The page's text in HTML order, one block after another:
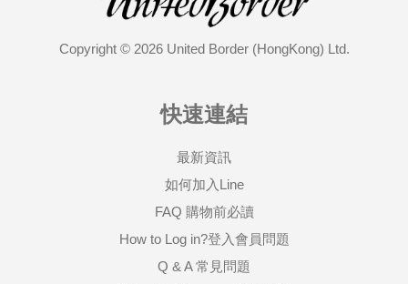
Copyright © 2026 United Border (HongKong) Ltd.
快速連結
最新資訊
如何加入Line
FAQ 購物前必讀
How to Log in?登入會員問題
Q & A 常見問題